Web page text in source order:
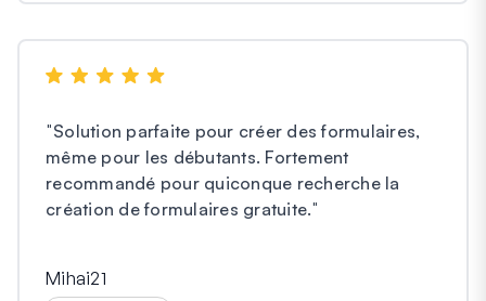
"Solution parfaite pour créer des formulaires,
même pour les débutants. Fortement
recommandé pour quiconque recherche la
création de formulaires gratuite."
Mihai21